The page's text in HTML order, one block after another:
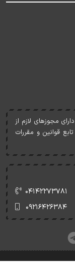
مجوزهای لازم از
قوانين و مقررات
۰۴۱۴۲۲۷۳۷۸۱
۰۹۲۱۶۴۲۶۳۸۴